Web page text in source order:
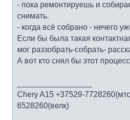
- пока ремонтируешь и
снимать.
- когда всё собрано - нечего
Если бы была такая
мог раззобрать-собрать-
А вот кто снял бы этот
Chery A15 +37529-
6528260(велк)